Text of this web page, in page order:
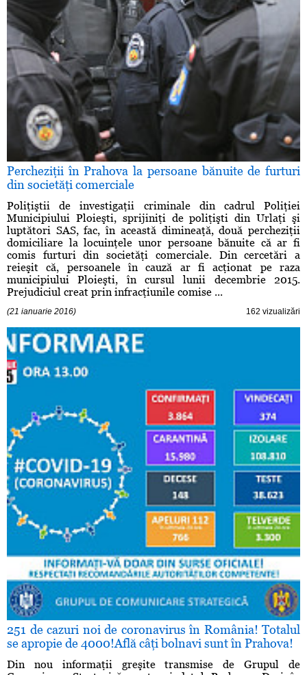
Percheziţii în Prahova la persoane bănuite de furturi
din societăţi comerciale
Poliţiştii de investigaţii criminale din cadrul Poliţiei
Municipiului Ploieşti, sprijiniţi de poliţişti din Urlaţi şi
luptători SAS, fac, în această dimineaţă, două percheziţii
domiciliare la locuinţele unor persoane bănuite că ar fi
comis furturi din societăţi comerciale. Din cercetări a
reieşit că, persoanele în cauză ar fi acţionat pe raza
municipiului Ploieşti, în cursul lunii decembrie 2015.
Prejudiciul creat prin infracţiunile comise ...
(21 ianuarie 2016) 162 vizualizări
251 de cazuri noi de coronavirus în România! Totalul
se apropie de 4000!Află câţi bolnavi sunt în Prahova!
Din nou informaţii greşite transmise de Grupul de